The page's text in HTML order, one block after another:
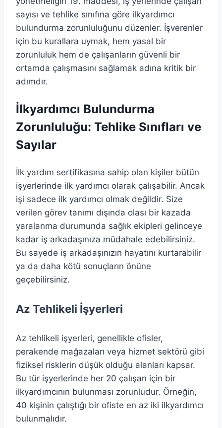
sayısı ve tehlike sınıfına göre ilkyardımcı
bulundurma zorunluluğunu düzenler. İşverenler
için bu kurallara uymak, hem yasal bir
zorunluluk hem de çalışanların güvenli bir
ortamda çalışmasını sağlamak adına kritik bir
adımdır.
İlkyardımcı Bulundurma
Zorunluluğu: Tehlike Sınıfları ve
Sayılar
İlk yardım sertifikasına sahip olan kişiler bütün
işyerlerinde ilk yardımcı olarak çalışabilir. Ancak
işi sadece ilk yardımcı olmak değildir. Size
verilen görev tanımı dışında olası bir kazada
yaralanma durumunda sağlık ekipleri gelinceye
kadar iş arkadaşınıza müdahale edebilirsiniz.
Bu sayede iş arkadaşınızın hayatını kurtarabilir
ya da daha kötü sonuçların önüne
geçebilirsiniz.
Az Tehlikeli İşyerleri
Az tehlikeli işyerleri, genellikle ofisler,
perakende mağazaları veya hizmet sektörü gibi
fiziksel risklerin düşük olduğu alanları kapsar.
Bu tür işyerlerinde her 20 çalışan için bir
ilkyardımcının bulunması zorunludur. Örneğin,
40 kişinin çalıştığı bir ofiste en az iki ilkyardımcı
bulunmalıdır.